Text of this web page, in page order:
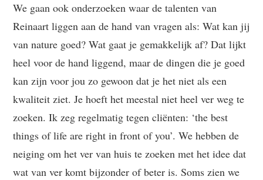
We gaan ook onderzoeken waar de talenten van
Reinaart liggen aan de hand van vragen als: Wat kan jij
van nature goed? Wat gaat je gemakkelijk af? Dat lijkt
heel voor de hand liggend, maar de dingen die je goed
kan zijn voor jou zo gewoon dat je het niet als een
kwaliteit ziet. Je hoeft het meestal niet heel ver weg te
zoeken. Ik zeg regelmatig tegen cliënten: ‘the best
things of life are right in front of you’. We hebben de
neiging om het ver van huis te zoeken met het idee dat
wat van ver komt bijzonder of beter is. Soms zien we